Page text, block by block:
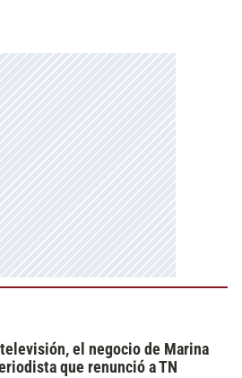
el negocio de Marina
que renunció a TN